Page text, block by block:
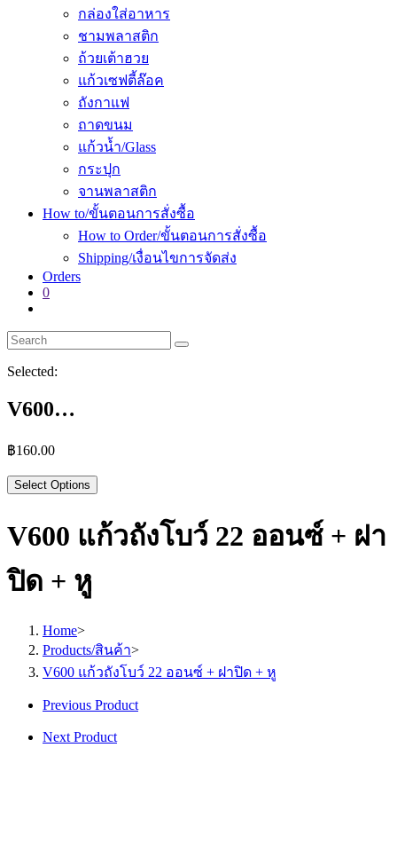
กล่องใส่อาหาร
ชามพลาสติก
ถ้วยเต้าฮวย
แก้วเซฟตี้ล๊อค
ถังกาแฟ
ถาดขนม
แก้วน้ำ/Glass
กระปุก
จานพลาสติก
How to/ขั้นตอนการสั่งซื้อ
How to Order/ขั้นตอนการสั่งซื้อ
Shipping/เงื่อนไขการจัดส่ง
Orders
0
search
Selected:
V600…
฿160.00
Select Options
V600 แก้วถังโบว์ 22 ออนซ์ + ฝา
ปิด + หู
Home>
Products/สินค้า>
V600 แก้วถังโบว์ 22 ออนซ์ + ฝาปิด + หู
Previous Product
Next Product